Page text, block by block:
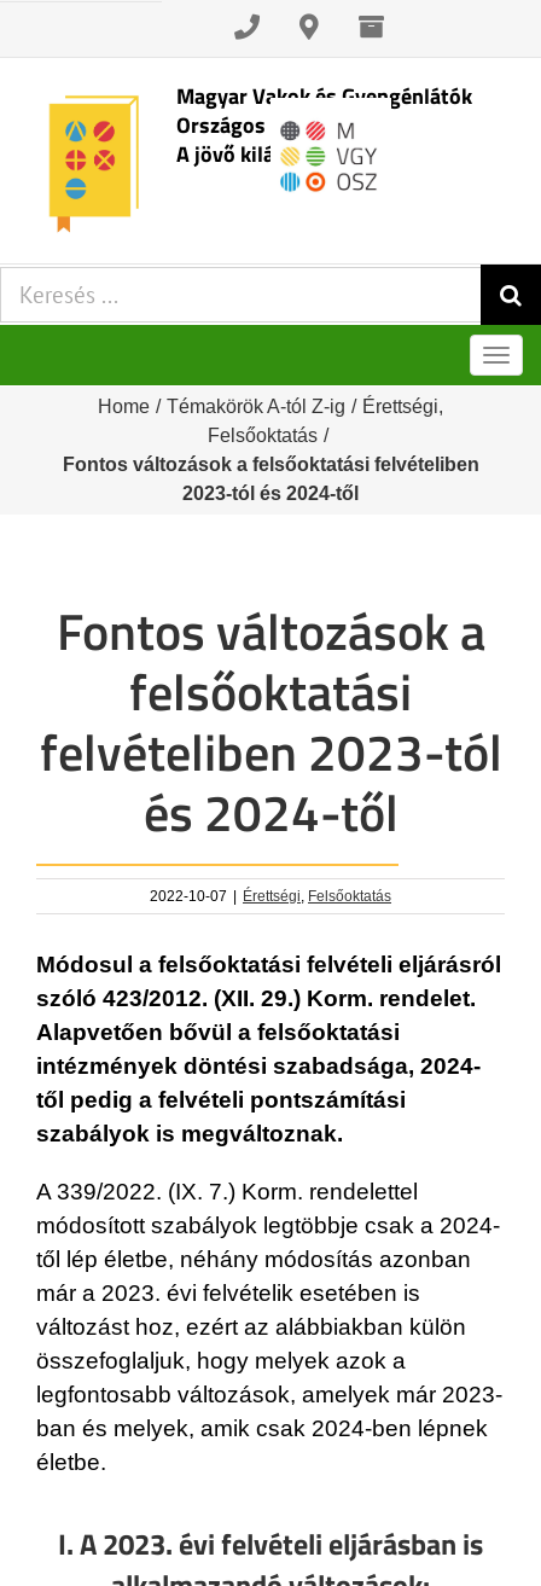
Skip
content
Magyar Vakok és Gyengénlátók
Országos Szövetsége
A jövő kilátásai
Keresés:
Home / Témakörök A-tól Z-ig / Érettségi,
Felsőoktatás /
Fontos változások a felsőoktatási felvételiben
2023-tól és 2024-től
Fontos változások a
felsőoktatási
felvételiben 2023-tól
és 2024-től
2022-10-07 | Érettségi, Felsőoktatás
Módosul a felsőoktatási felvételi eljárásról
szóló 423/2012. (XII. 29.) Korm. rendelet.
Alapvetően bővül a felsőoktatási
intézmények döntési szabadsága, 2024-
től pedig a felvételi pontszámítási
szabályok is megváltoznak.
A 339/2022. (IX. 7.) Korm. rendelettel
módosított szabályok legtöbbje csak a 2024-
től lép életbe, néhány módosítás azonban
már a 2023. évi felvételik esetében is
változást hoz, ezért az alábbiakban külön
összefoglaljuk, hogy melyek azok a
legfontosabb változások, amelyek már 2023-
ban és melyek, amik csak 2024-ben lépnek
életbe.
I. A 2023. évi felvételi eljárásban is